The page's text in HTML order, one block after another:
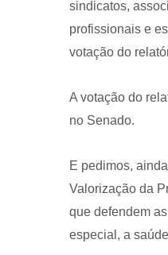
sindicatos,
profissionais e
votação do
A votação do
no Senado.
E pedimos,
Valorização da
que defendem
especial, a